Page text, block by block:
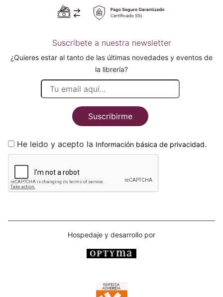
Suscríbete a nuestra newsletter
¿Quieres estar al tanto de las últimas novedades y eventos de
la librería?
Suscribirme
He leido y acepto la Información básica de privacidad.
Hospedaje y desarrollo por